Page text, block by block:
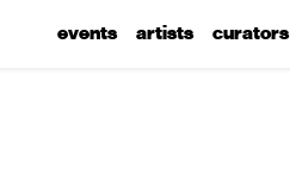
events artists curators